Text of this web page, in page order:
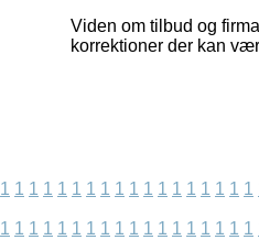
Viden om tilbud og
korrektioner der kan
1 1 1 1 1 1 1 1 1 1 1 1 1 1 1 1 1 1
1 1 1 1 1 1 1 1 1 1 1 1 1 1 1 1 1 1